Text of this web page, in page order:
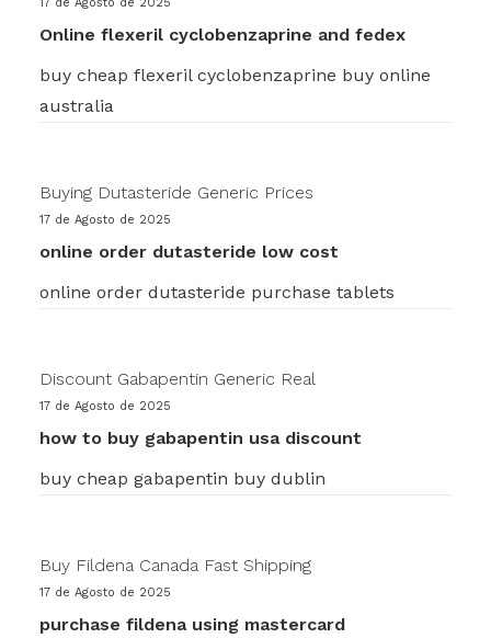
Online flexeril cyclobenzaprine and fedex
buy cheap flexeril cyclobenzaprine buy online
australia
Buying Dutasteride Generic Prices
17 de Agosto de 2025
online order dutasteride low cost
online order dutasteride purchase tablets
Discount Gabapentin Generic Real
17 de Agosto de 2025
how to buy gabapentin usa discount
buy cheap gabapentin buy dublin
Buy Fildena Canada Fast Shipping
17 de Agosto de 2025
purchase fildena using mastercard